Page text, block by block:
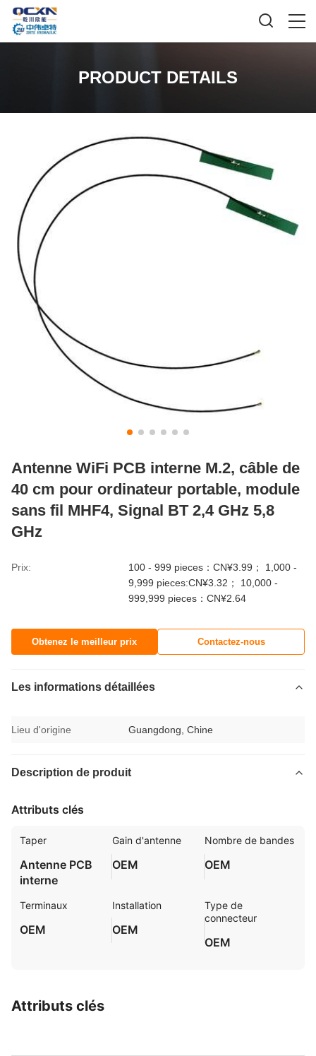
PRODUCT DETAILS
Antenne WiFi PCB interne M.2, câble de
40 cm pour ordinateur portable, module
sans fil MHF4, Signal BT 2,4 GHz 5,8
GHz
Prix:
100 - 999 pieces：CN¥3.99； 1,000 -
9,999 pieces:CN¥3.32； 10,000 -
999,999 pieces：CN¥2.64
Obtenez le meilleur prix Contactez-nous
Les informations détaillées
Lieu d'origine Guangdong, Chine
Description de produit
Attributs clés
Taper
Antenne PCB
interne
Gain d'antenne
OEM
Nombre de bandes
OEM
Terminaux
OEM
Installation
OEM
Type de
connecteur
OEM
Attributs clés